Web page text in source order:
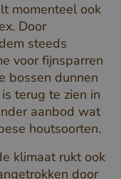
momenteel ook
Door
steeds
voor fijnsparren
bossen dunnen
terug te zien in
aanbod wat
houtsoorten.
klimaat rukt ook
door